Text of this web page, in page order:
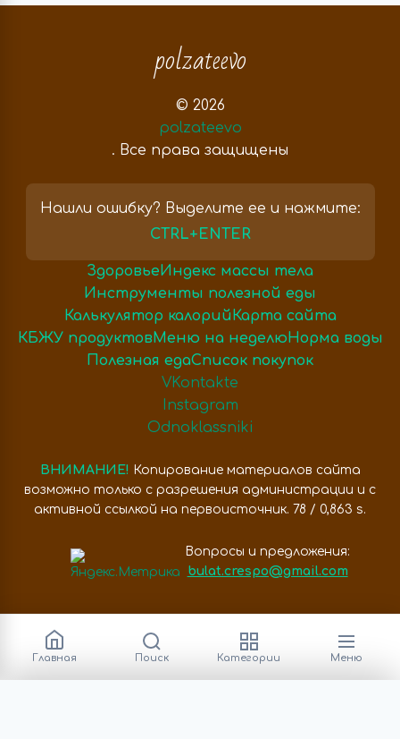
polzateevo
© 2026
polzateevo
. Все права защищены
Нашли ошибку? Выделите ее и нажмите:
CTRL+ENTER
Здоровье Индекс массы тела
Инструменты полезной еды
Калькулятор калорий Карта сайта
КБЖУ продуктов Меню на неделю Норма воды
Полезная едаСписок покупок
VKontakte
Instagram
Odnoklassniki
ВНИМАНИЕ! Копирование материалов сайта
возможно только с разрешения администрации и с
активной ссылкой на первоисточник. 78 / 0,863 s.
Вопросы и предложения:
bulat.crespo@gmail.com
Главная Поиск Категории Меню